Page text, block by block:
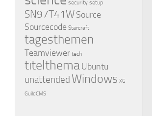
security setup
SN97T41WSource
Sourcecode Starcraft
tagesthemen
Teamviewer tech
titelthemaUbuntu
unattended Windows XG-
GuildCMS